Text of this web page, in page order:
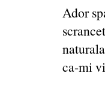
Ador
ca-mi